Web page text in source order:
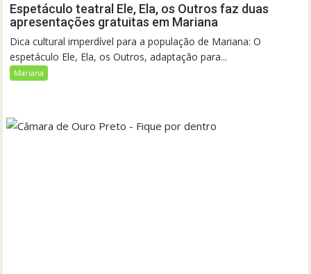
Espetáculo teatral Ele, Ela, os Outros faz duas
apresentações gratuitas em Mariana
Dica cultural imperdível para a população de Mariana: O
espetáculo Ele, Ela, os Outros, adaptação para...
Mariana